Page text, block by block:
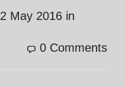
2 May 2016 in
0 Comments